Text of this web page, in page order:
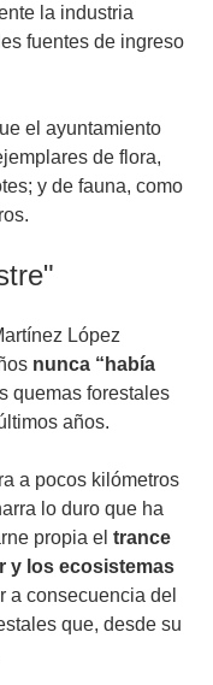
la industria
fuentes de ingreso
el ayuntamiento
de flora,
y de fauna, como
López
nunca “había
quemas forestales
años.
a pocos kilómetros
lo duro que ha
propia el trance
y los ecosistemas
a consecuencia del
que, desde su